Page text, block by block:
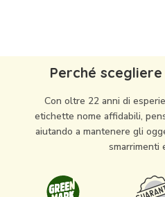
Perché
Con oltre 22 anni di
etichette nome affidabili,
aiutando a mantenere gli
smarrimenti